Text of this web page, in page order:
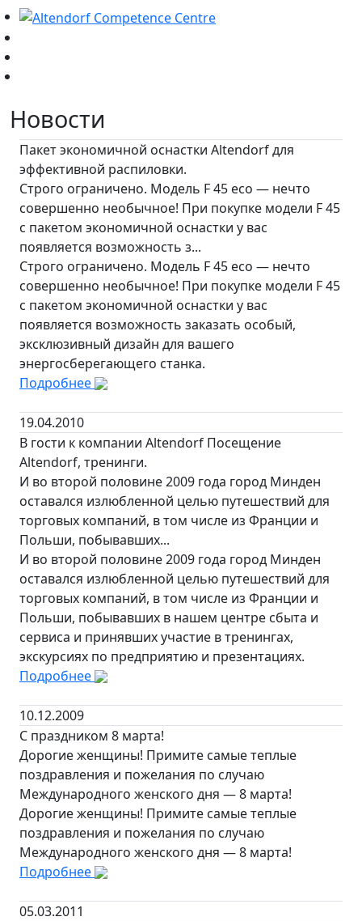
Новости
Пакет экономичной оснастки Altendorf для
эффективной распиловки.
Строго ограничено. Модель F 45 eco — нечто
совершенно необычное! При покупке модели F 45
с пакетом экономичной оснастки у вас
появляется возможность з...
Строго ограничено. Модель F 45 eco — нечто
совершенно необычное! При покупке модели F 45
с пакетом экономичной оснастки у вас
появляется возможность заказать особый,
эксклюзивный дизайн для вашего
энергосберегающего станка.
Подробнее
19.04.2010
В гости к компании Altendorf Посещение
Altendorf, тренинги.
И во второй половине 2009 года город Минден
оставался излюбленной целью путешествий для
торговых компаний, в том числе из Франции и
Польши, побывавших...
И во второй половине 2009 года город Минден
оставался излюбленной целью путешествий для
торговых компаний, в том числе из Франции и
Польши, побывавших в нашем центре сбыта и
сервиса и принявших участие в тренингах,
экскурсиях по предприятию и презентациях.
Подробнее
10.12.2009
С праздником 8 марта!
Дорогие женщины! Примите самые теплые
поздравления и пожелания по случаю
Международного женского дня — 8 марта!
Дорогие женщины! Примите самые теплые
поздравления и пожелания по случаю
Международного женского дня — 8 марта!
Подробнее
05.03.2011